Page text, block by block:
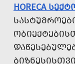
HORECA